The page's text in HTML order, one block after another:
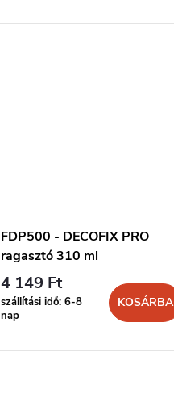
FDP500 - DECOFIX PRO
ragasztó 310 ml
4 149 Ft
szállítási idő: 6-8
nap
KOSÁRBA